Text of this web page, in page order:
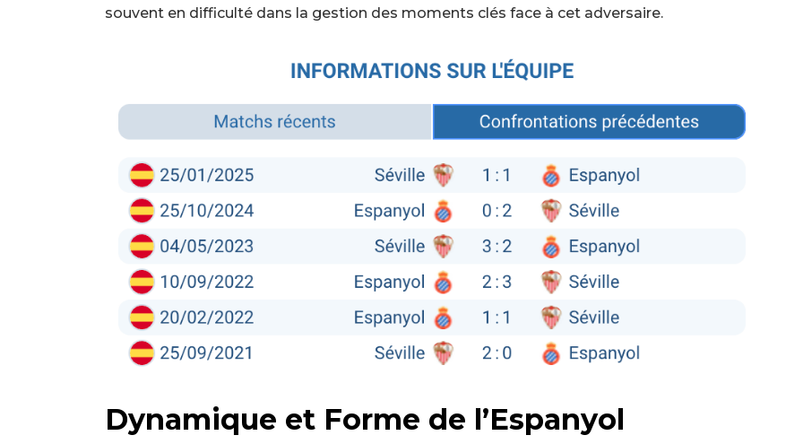
souvent en difficulté dans la gestion des moments clés face à cet adversaire.
Dynamique et Forme de l’Espanyol